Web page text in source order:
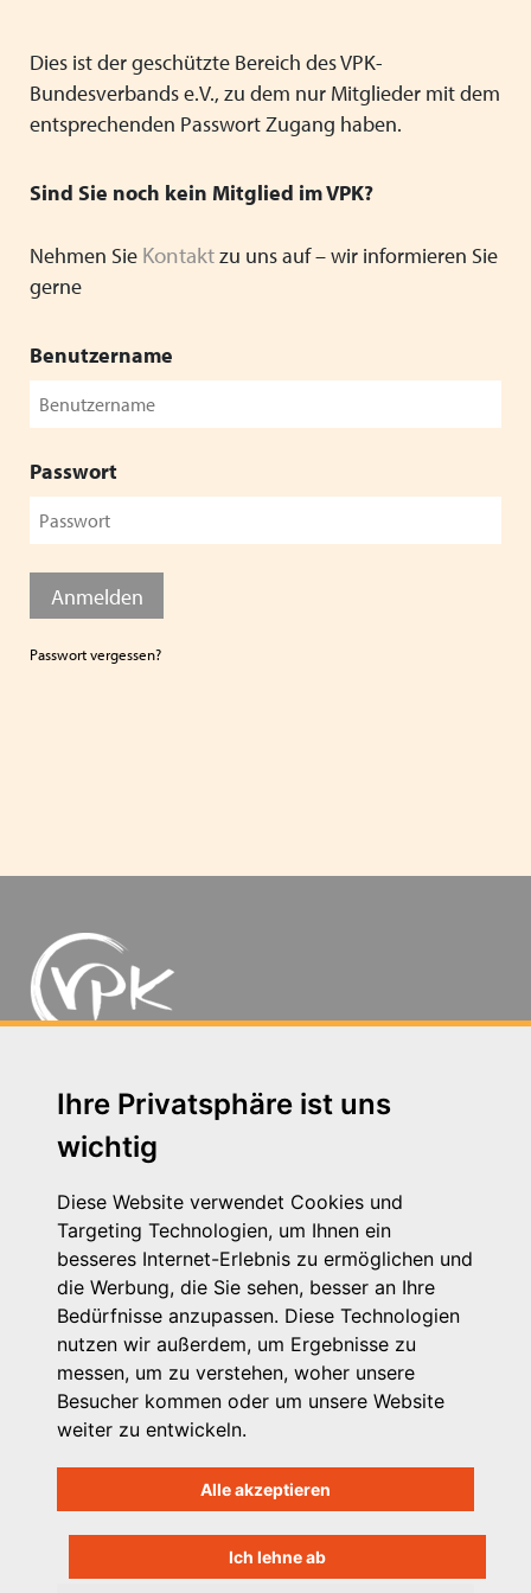
Ihre Privatsphäre ist uns
wichtig
Diese Website verwendet Cookies und
Targeting Technologien, um Ihnen ein
besseres Internet-Erlebnis zu ermöglichen und
die Werbung, die Sie sehen, besser an Ihre
Bedürfnisse anzupassen. Diese Technologien
nutzen wir außerdem, um Ergebnisse zu
messen, um zu verstehen, woher unsere
Besucher kommen oder um unsere Website
weiter zu entwickeln.
Alle akzeptieren
Ich lehne ab
Grundsätze der Arbeit
Präsidium und Geschäftsstelle
VPK-Zeitschrift „Blickpunkt Jugendhilfe“
VPK-Schriftenreihe
Finden Sie bundesweit passende
den VPK-Mitgliedseinrichtungen:
www.vpk-einrichtungen.de
Dies ist der geschützte Bereich des VPK-
Bundesverbands e.V., zu dem nur Mitglieder mit dem
entsprechenden Passwort Zugang haben.
Sind Sie noch kein Mitglied im VPK?
Nehmen Sie Kontaktzu uns auf – wir informieren Sie
gerne
Benutzername
Passwort
Anmelden
Passwort vergessen?
Michaelkirchstr. 17/18 - 10179 Berlin
Telefon: 030 – 58 58 17 16 01
E-Mail: info@vpk.de
Presse
Kontakt
Impressum
Datenschutzhinweis
Login